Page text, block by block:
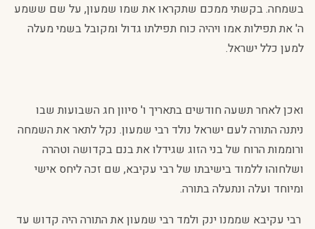
בשמחה. בקשתי ממכם שתקראו את שמו שמעון, על שם ששמע
ה' את תפילות אמו ויהיה כוח תפילתו גדול ומקובל בשמי מעלה
למען כלל ישראל.
ואכן לאחר תשעה חודשים בתאריך ו' סיוון חג השבועות שבו
ניתנה התורה לעם ישראל נולד רבי שמעון. נקל לתאר את השמחה
ורוממות הרוח של בני הזוג שגידלו את בנם בקדושה וטהרה
ושלחוהו ללמוד בישיבתו של רבי עקיבא, שם זכה ליחס אישי
ומיוחד ועלה ונתעלה בתורה.
רבי עקיבא שממנו ינק ולמד רבי שמעון את התורה היה קדוש עד